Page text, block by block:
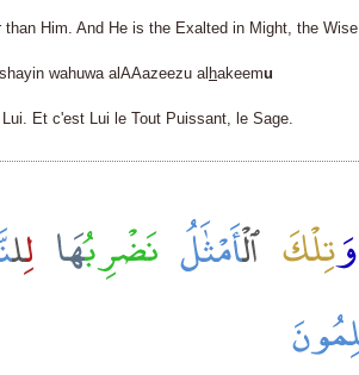
Him. And He is the Exalted in Might, the Wise.
wahuwa alAAazeezu alhakeemu
Et c'est Lui le Tout Puissant, le Sage.